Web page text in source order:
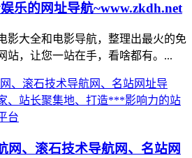
乐的网址导航~www.zkdh.net
影大全和电影导航，整理出最火的免
站，让您一站在手，看啥都有。...
网、滚石技术导航网、名站网